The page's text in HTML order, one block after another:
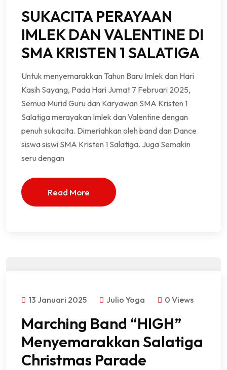
SUKACITA PERAYAAN
IMLEK DAN VALENTINE DI
SMA KRISTEN 1 SALATIGA
Untuk menyemarakkan Tahun Baru Imlek dan Hari
Kasih Sayang, Pada Hari Jumat 7 Februari 2025,
Semua Murid Guru dan Karyawan SMA Kristen 1
Salatiga merayakan Imlek dan Valentine dengan
penuh sukacita. Dimeriahkan oleh band dan Dance
siswa siswi SMA Kristen 1 Salatiga. Juga Semakin
seru dengan
Read More
13 Januari 2025 Julio Yoga 0 Views
Marching Band “HIGH”
Menyemarakkan Salatiga
Christmas Parade